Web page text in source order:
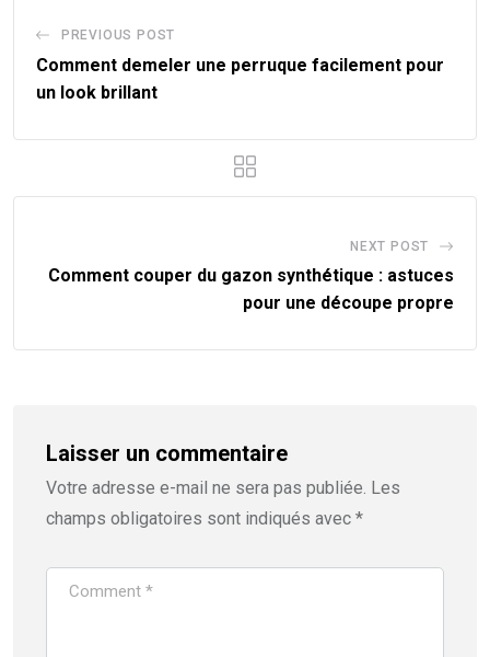
PREVIOUS POST
Comment demeler une perruque facilement pour
un look brillant
NEXT POST
Comment couper du gazon synthétique : astuces
pour une découpe propre
Laisser un commentaire
Votre adresse e-mail ne sera pas publiée. Les
champs obligatoires sont indiqués avec *